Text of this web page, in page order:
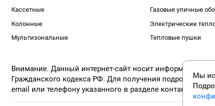
Кассетные
Колонные
Мультизональные
Газовые уличные
Электрические
Тепловые пушки
Внимание. Данный интернет-сайт носит
Гражданского кодекса РФ. Для получения подробной
email или телефону указанного в разделе контакты !
Мы